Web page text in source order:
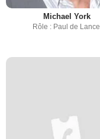
Michael York
Rôle : Paul de Lancel